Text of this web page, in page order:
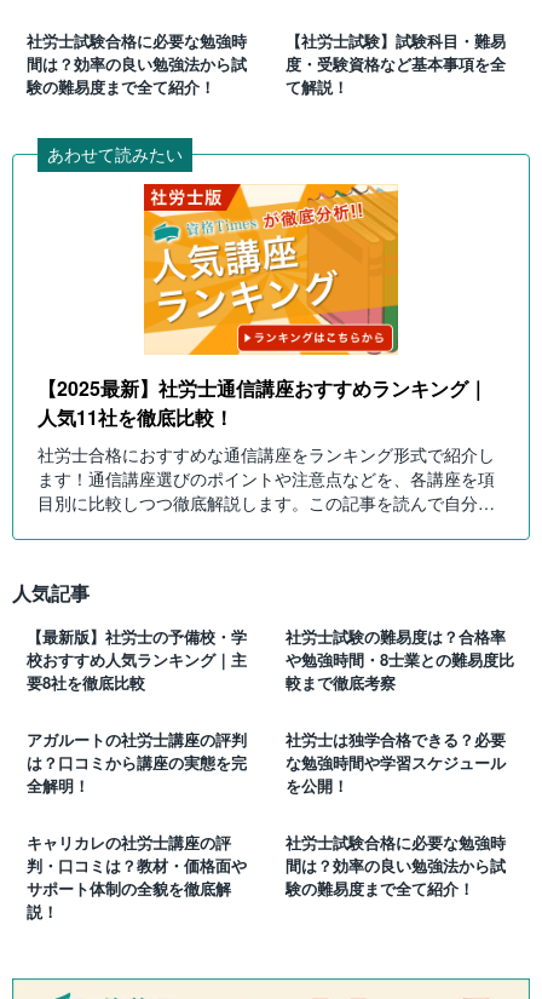
社労士試験合格に必要な勉強時
間は？効率の良い勉強法から試
験の難易度まで全て紹介！
【社労士試験】試験科目・難易
度・受験資格など基本事項を全
て解説！
あわせて読みたい
【2025最新】社労士通信講座おすすめランキング｜
人気11社を徹底比較！
社労士合格におすすめな通信講座をランキング形式で紹介し
ます！通信講座選びのポイントや注意点などを、各講座を項
目別に比較しつつ徹底解説します。この記事を読んで自分に
人気記事
【最新版】社労士の予備校・学
校おすすめ人気ランキング｜主
要8社を徹底比較
社労士試験の難易度は？合格率
や勉強時間・8士業との難易度比
較まで徹底考察
アガルートの社労士講座の評判
は？口コミから講座の実態を完
全解明！
社労士は独学合格できる？必要
な勉強時間や学習スケジュール
を公開！
キャリカレの社労士講座の評
判・口コミは？教材・価格面や
サポート体制の全貌を徹底解
説！
社労士試験合格に必要な勉強時
間は？効率の良い勉強法から試
験の難易度まで全て紹介！